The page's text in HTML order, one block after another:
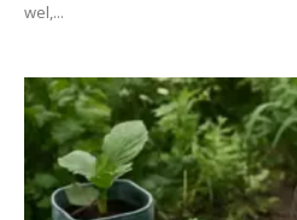
wel,...